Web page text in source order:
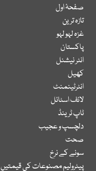
صفحۂ اول
تازہ ترین
غزہ لہو لہو
پاکستان
انٹر نیشنل
کھیل
انٹرٹینمنٹ
لائف اسٹائل
ٹاپ ٹرینڈ
دلچسپ و عجیب
صحت
سونے کے نرخ
پیٹرولیم مصنوعات کی قیمتیں